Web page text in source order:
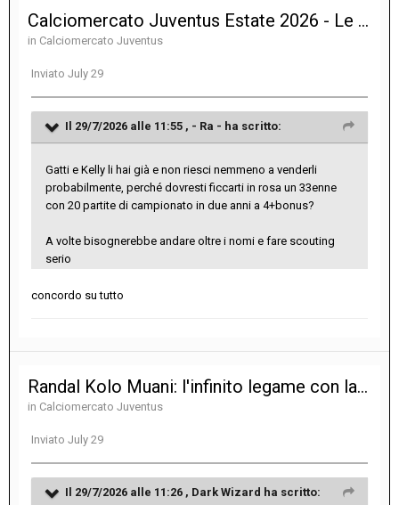
Calciomercato Juventus Estate 2026 - Le notizie sulle trattative
in Calciomercato Juventus
Inviato July 29
Il 29/7/2026 alle 11:55 , - Ra - ha scritto:
Gatti e Kelly li hai già e non riesci nemmeno a venderli
probabilmente, perché dovresti ficcarti in rosa un 33enne
con 20 partite di campionato in due anni a 4+bonus?
A volte bisognerebbe andare oltre i nomi e fare scouting
serio
concordo su tutto
Randal Kolo Muani: l'infinito legame con la Juventus
in Calciomercato Juventus
Inviato July 29
Il 29/7/2026 alle 11:26 , Dark Wizard ha scritto: